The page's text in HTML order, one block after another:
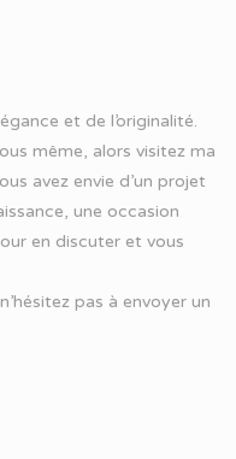
et de l’originalité.
même, alors visitez ma
avez envie d’un projet
une occasion
en discuter et vous
pas à envoyer un